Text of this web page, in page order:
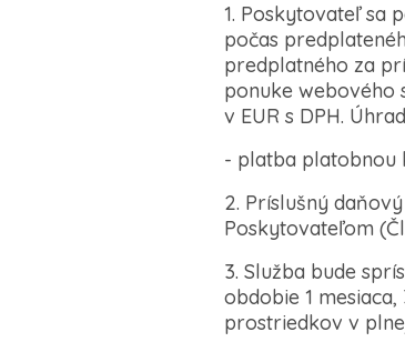
1. Poskytovateľ sa
počas
predplatného za
ponuke webového
v EUR s DPH.
- platba platobnou
2. Príslušný
Poskytovateľom
3. Služba bude
obdobie 1
prostriedkov v